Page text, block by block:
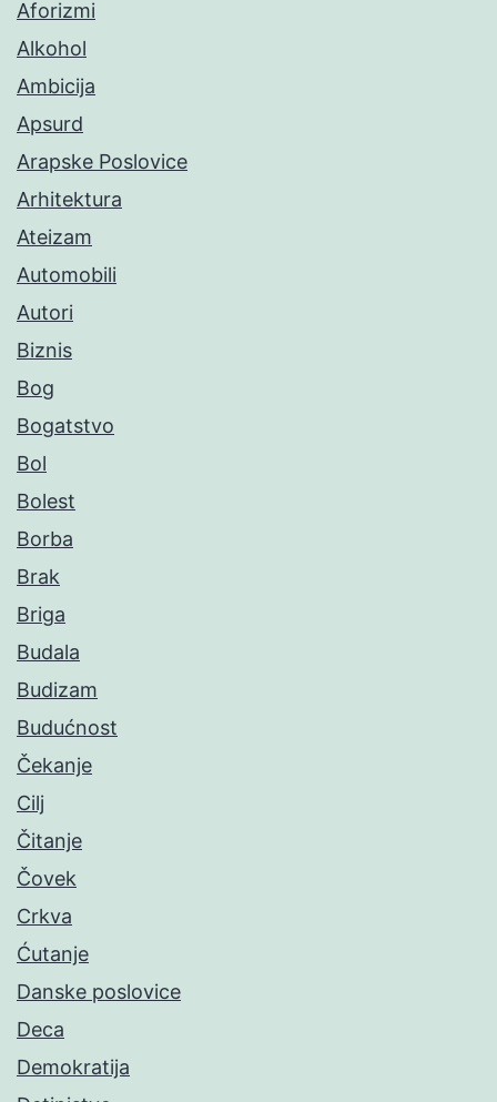
Aforizmi
Alkohol
Ambicija
Apsurd
Arapske Poslovice
Arhitektura
Ateizam
Automobili
Autori
Biznis
Bog
Bogatstvo
Bol
Bolest
Borba
Brak
Briga
Budala
Budizam
Budućnost
Čekanje
Cilj
Čitanje
Čovek
Crkva
Ćutanje
Danske poslovice
Deca
Demokratija